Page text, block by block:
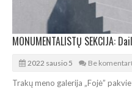
2022 sausio 5 Be
Trakų meno galerija „Fojė”